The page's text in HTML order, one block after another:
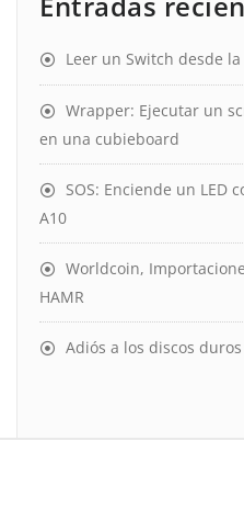
Leer un Switch desde
Wrapper: Ejecutar un
en una cubieboard
SOS: Enciende un LED
A10
Worldcoin,
HAMR
Adiós a los discos